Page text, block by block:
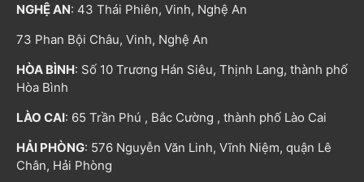
NGHỆ AN: 43 Thái Phiên, Vinh, Nghệ An
73 Phan Bội Châu, Vinh, Nghệ An
HÒA BÌNH: Số 10 Trương Hán Siêu, Thịnh Lang, thành phố
Hòa Bình
LÀO CAI: 65 Trần Phú , Bắc Cường , thành phố Lào Cai
HẢI PHÒNG: 576 Nguyễn Văn Linh, Vĩnh Niệm, quận Lê
Chân, Hải Phòng